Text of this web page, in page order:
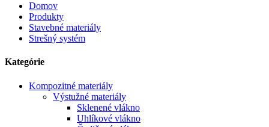
Domov
Produkty
Stavebné materiály
Strešný systém
Kategórie
Kompozitné materiály
Výstužné materiály
Sklenené vlákno
Uhlíkové vlákno